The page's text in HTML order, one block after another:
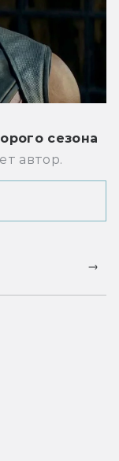
сезона
автор.